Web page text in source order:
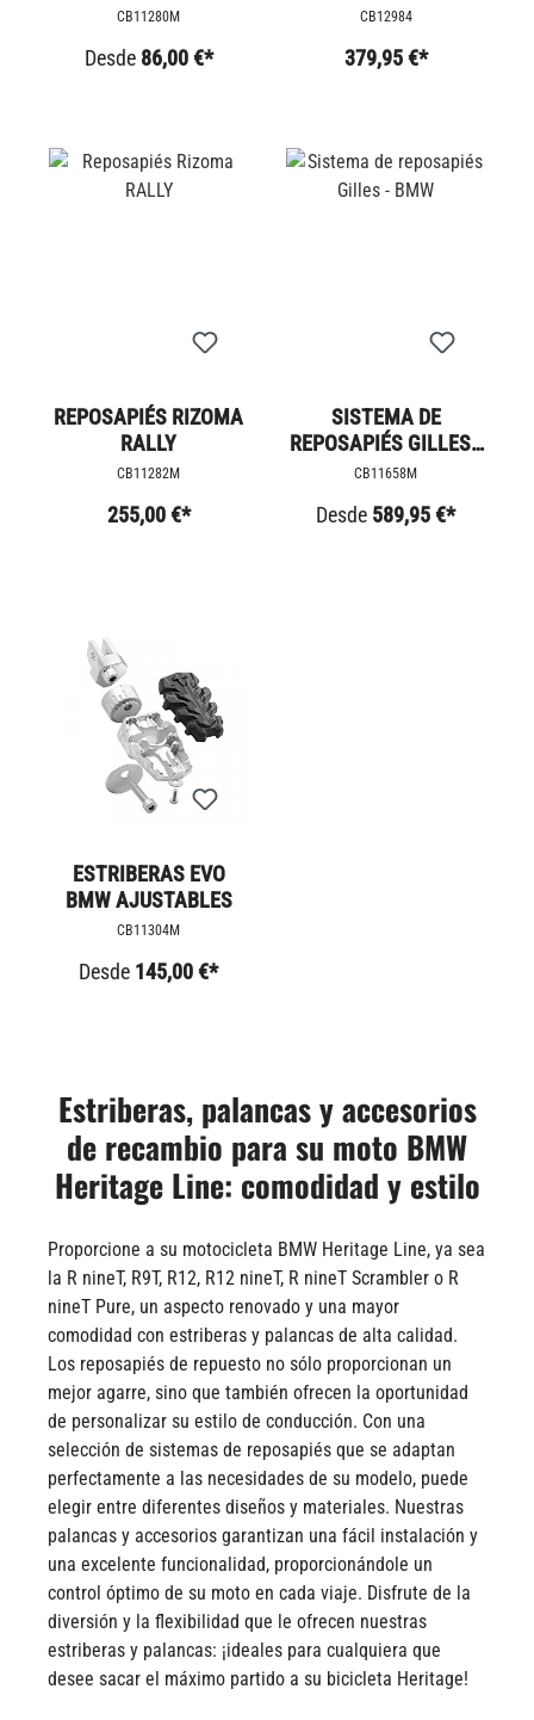
CB11280M
Desde 86,00 €*
CB12984
379,95 €*
REPOSAPIÉS RIZOMA
RALLY
CB11282M
255,00 €*
SISTEMA DE
REPOSAPIÉS GILLES -
BMW
CB11658M
Desde 589,95 €*
ESTRIBERAS EVO
BMW AJUSTABLES
CB11304M
Desde 145,00 €*
Estriberas, palancas y accesorios
de recambio para su moto BMW
Heritage Line: comodidad y estilo
Proporcione a su motocicleta BMW Heritage Line, ya sea
la R nineT, R9T, R12, R12 nineT, R nineT Scrambler o R
nineT Pure, un aspecto renovado y una mayor
comodidad con estriberas y palancas de alta calidad.
Los reposapiés de repuesto no sólo proporcionan un
mejor agarre, sino que también ofrecen la oportunidad
de personalizar su estilo de conducción. Con una
selección de sistemas de reposapiés que se adaptan
perfectamente a las necesidades de su modelo, puede
elegir entre diferentes diseños y materiales. Nuestras
palancas y accesorios garantizan una fácil instalación y
una excelente funcionalidad, proporcionándole un
control óptimo de su moto en cada viaje. Disfrute de la
diversión y la flexibilidad que le ofrecen nuestras
estriberas y palancas: ¡ideales para cualquiera que
desee sacar el máximo partido a su bicicleta Heritage!